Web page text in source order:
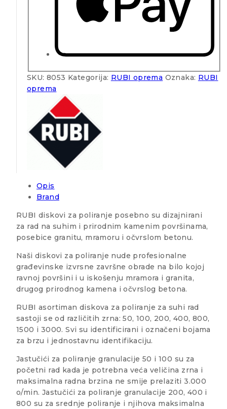
SKU: 8053 Kategorija: RUBI oprema Oznaka: RUBI
oprema
Opis
Brand
RUBI diskovi za poliranje posebno su dizajnirani
za rad na suhim i prirodnim kamenim površinama,
posebice granitu, mramoru i očvrslom betonu.
Naši diskovi za poliranje nude profesionalne
građevinske izvrsne završne obrade na bilo kojoj
ravnoj površini i u iskošenju mramora i granita,
drugog prirodnog kamena i očvrslog betona.
RUBI asortiman diskova za poliranje za suhi rad
sastoji se od različitih zrna: 50, 100, 200, 400, 800,
1500 i 3000. Svi su identificirani i označeni bojama
za brzu i jednostavnu identifikaciju.
Jastučići za poliranje granulacije 50 i 100 su za
početni rad kada je potrebna veća veličina zrna i
maksimalna radna brzina ne smije prelaziti 3.000
o/min. Jastučići za poliranje granulacije 200, 400 i
800 su za srednje poliranje i njihova maksimalna